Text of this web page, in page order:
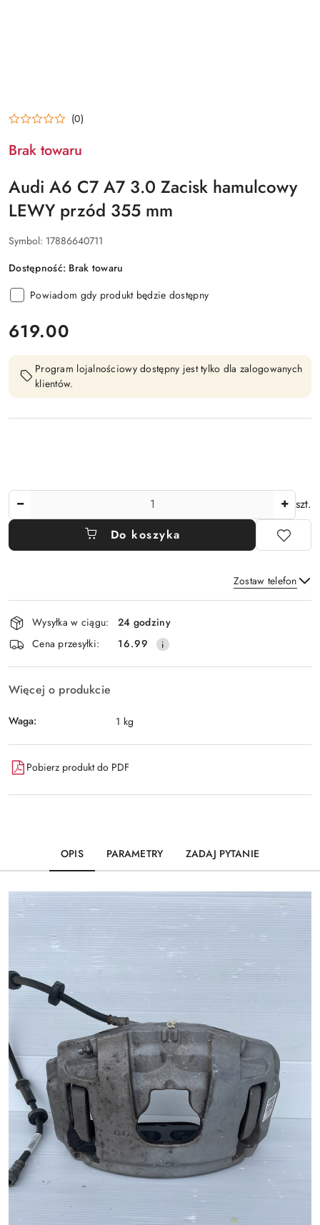
(0)
Brak towaru
Audi A6 C7 A7 3.0 Zacisk hamulcowy
LEWY przód 355 mm
Symbol: 17886640711
Dostępność: Brak towaru
Powiadom gdy produkt będzie dostępny
cena:
619.00
Program lojalnościowy dostępny jest tylko dla zalogowanych
klientów.
szt.
Do koszyka
Zostaw telefon
Wyślij
Dostępność
i
dostawa
Wysyłka w ciągu:
24 godziny
Cena przesyłki:
16.99
Więcej o produkcie
Waga: 1 kg
Pobierz produkt do PDF
OPIS PARAMETRY ZADAJ PYTANIE